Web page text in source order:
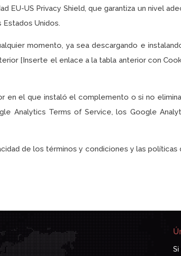
EU-US Privacy Shield, que garantiza un nivel
Unidos.
momento, ya sea descargando e
[Inserte el enlace a la tabla anterior con
en el que instaló el complemento o si no
Analytics Terms of Service, los Google
de los términos y condiciones y las políticas